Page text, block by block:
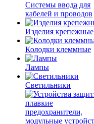
Системы ввода для
кабелей и проводов
Изделия крепежные
Колодки клеммные
Лампы
Светильники